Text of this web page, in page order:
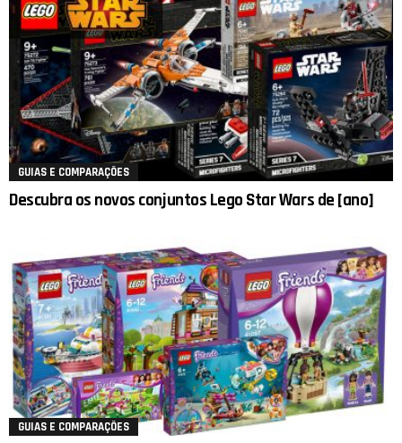
GUIAS E COMPARAÇÕES
Descubra os novos conjuntos Lego Star Wars de [ano]
GUIAS E COMPARAÇÕES